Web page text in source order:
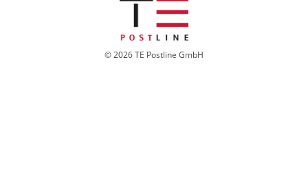
© 2026 TE Postline GmbH